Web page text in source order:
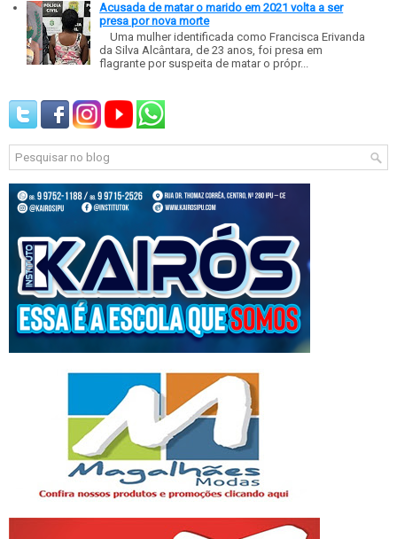
Acusada de matar o marido em 2021 volta a ser
presa por nova morte
Uma mulher identificada como Francisca Erivanda
da Silva Alcântara, de 23 anos, foi presa em
flagrante por suspeita de matar o própr...